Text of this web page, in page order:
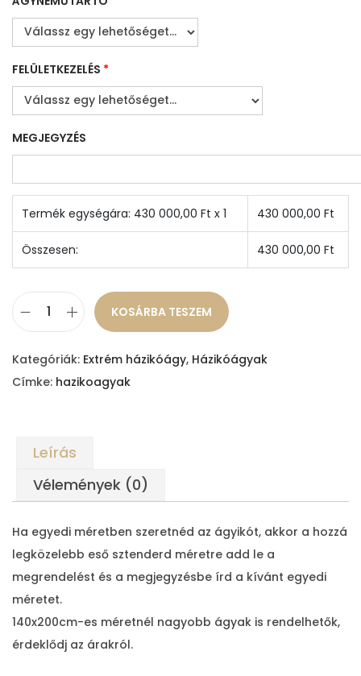
FELÜLETKEZELÉS *
MEGJEGYZÉS
Termék egységára: 430 000,00 Ft x 1 430 000,00 Ft
Összesen: 430 000,00 Ft
m
a
z
i
k
m
e
KOSÁRBA TESZEM
Kategóriák: Extrém házikóágy, Házikóágyak
Címke: hazikoagyak
Leírás
Vélemények (0)
Ha egyedi méretben szeretnéd az ágyikót, akkor a hozzá
legközelebb eső sztenderd méretre add le a
megrendelést és a megjegyzésbe írd a kívánt egyedi
méretet.
140x200cm-es méretnél nagyobb ágyak is rendelhetők,
érdeklődj az árakról.